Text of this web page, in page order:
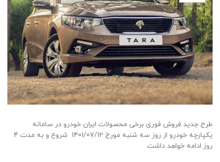
طرح جدید فروش فوری برخی محصولات ایران خودرو در سامانه
یکپارچه خودرو از روز سه شنبه مورخ 1401/07/12 شروع و به مدت 4
روز ادامه خواهد داشت.